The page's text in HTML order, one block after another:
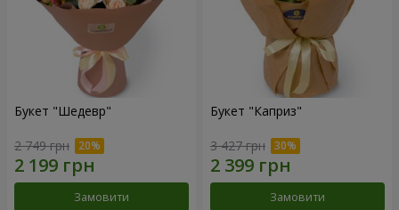
Букет "Шедевр"
2 749 грн
Замовити
Букет "Каприз"
3 427 грн
Замовити